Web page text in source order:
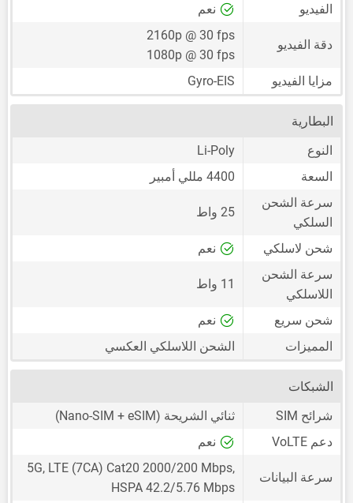
الفيديو
نعم
دقة الفيديو
2160p @ 30 fps
1080p @ 30 fps
مزايا الفيديو
Gyro-EIS
البطارية
النوع
Li-Poly
السعة
4400 مللي أمبير
سرعة الشحن
السلكي
25 واط
شحن لاسلكي
نعم
سرعة الشحن
اللاسلكي
11 واط
شحن سريع
نعم
المميزات
الشحن اللاسلكي العكسي
الشبكات
شرائح SIM
ثنائي الشريحة (Nano-SIM + eSIM)
دعم VoLTE
نعم
سرعة البيانات
5G, LTE (7CA) Cat20 2000/200 Mbps,
HSPA 42.2/5.76 Mbps